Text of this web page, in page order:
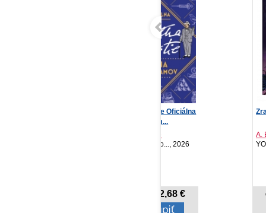
Zrada čiernej labute
YOLi, 2026
Cena od: